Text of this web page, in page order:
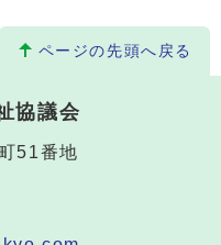
ページの先頭へ戻る
協議会
51番地